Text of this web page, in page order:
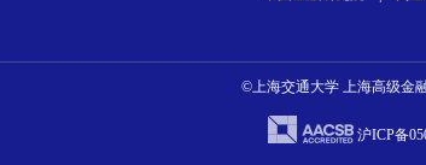
©上海交通大学 上海高级金
沪ICP备